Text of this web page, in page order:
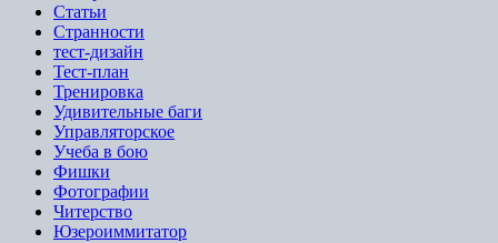
Статьи
Странности
тест-дизайн
Тест-план
Тренировка
Удивительные баги
Управляторское
Учеба в бою
Фишки
Фотографии
Читерство
Юзероиммитатор